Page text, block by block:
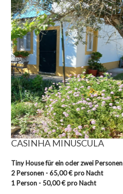
CASINHA MINUSCULA
Tiny House für ein oder zwei Personen
2 Personen - 65,00 € pro Nacht
1 Person - 50,00 € pro Nacht